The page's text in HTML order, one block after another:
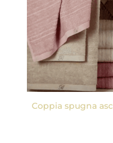
Coppia spugna